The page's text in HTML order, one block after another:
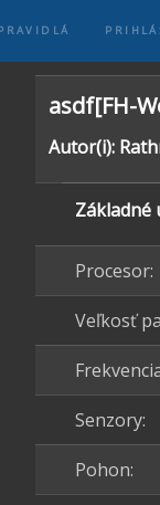
asdf[FH-
Autor(i):
Základné
Procesor:
Veľkosť
Senzory:
Pohon: